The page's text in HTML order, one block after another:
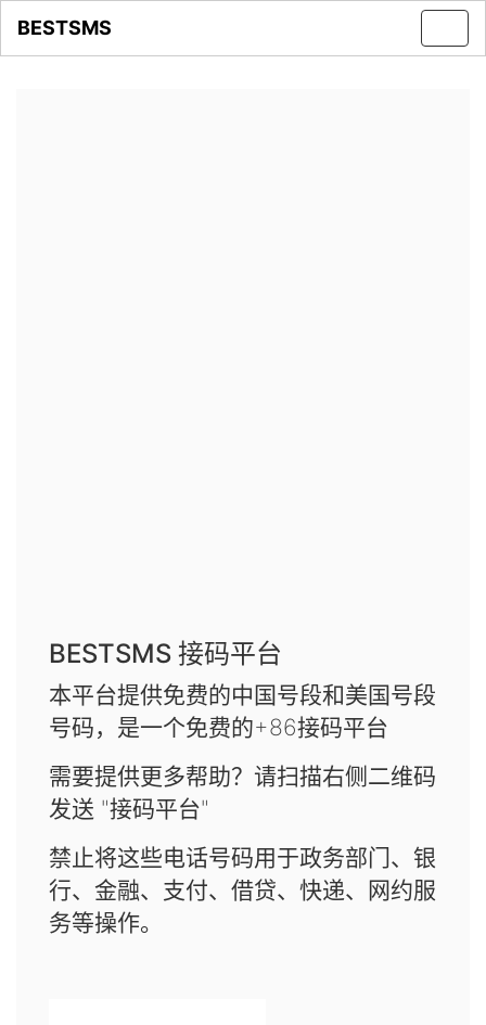
BESTSMS
BESTSMS 接码平台
本平台提供免费的中国号段和美国号段
号码，是一个免费的+86接码平台
需要提供更多帮助？请扫描右侧二维码
发送 "接码平台"
禁止将这些电话号码用于政务部门、银
行、金融、支付、借贷、快递、网约服
务等操作。